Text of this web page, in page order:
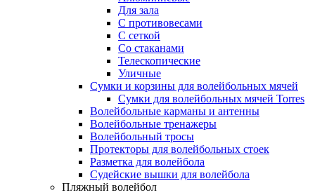
Для зала
С противовесами
С сеткой
Со стаканами
Телескопические
Уличные
Сумки и корзины для волейбольных мячей
Сумки для волейбольных мячей Torres
Волейбольные карманы и антенны
Волейбольные тренажеры
Волейбольный тросы
Протекторы для волейбольных стоек
Разметка для волейбола
Судейские вышки для волейбола
Пляжный волейбол